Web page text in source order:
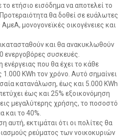
το ετήσιο εισόδημα να αποτελεί το
θα δοθεί σε ευάλωτες
μονογονεϊκές οικογένειες και
και θα ανακυκλωθούν
ενεργοβόρες συσκευές.
που θα έχει το κάθε
1.000 KWh τον χρόνο. Αυτό σημαίνει
κατανάλωση, έως και 5.000 KWh
έως και 25% εξοικονόμηση
μεγαλύτερης χρήσης, το ποσοστό
και το 40%.
εκτιμάται ότι οι πολίτες θα
ρεύματος των νοικοκυριών